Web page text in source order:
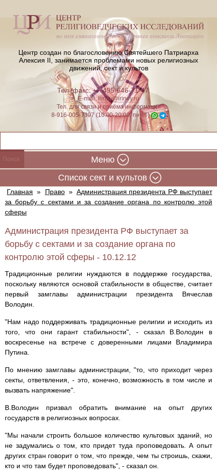
Центр создан по благословению Святейшего Патриарха
Алексия II, занимается проблемами новых религиозных
движений, сект и культов
Тел./факс: +7-495-646-71-47
E-mail:iriney@iriney.ru
Тел. для связи и приёма информации
8-916-005-7397 (10:00-20:00, пн-пт)
Меню
Cписок сект и культов
Главная » Право » Администрация президента РФ выступает
за борьбу с сектами и за создание органа по контролю этой
сферы
Администрация президента РФ выступает за
борьбу с сектами и за создание органа по
контролю этой сферы - 10.12.12
Традиционные религии нуждаются в поддержке государства,
поскольку являются основой стабильности в обществе, считает
первый замглавы администрации президента Вячеслав
Володин.
"Нам надо поддерживать традиционные религии и исходить из
того, что они гарант стабильности", - сказал В.Володин в
воскресенье на встрече с доверенными лицами Владимира
Путина.
По мнению замглавы администрации, "то, что приходит через
секты, ответвления, - это, конечно, возможность в том числе и
вызвать напряжение".
В.Володин призвал обратить внимание на опыт других
государств в религиозных вопросах.
"Мы начали строить большое количество культовых зданий, но
не задумались о том, кто придет туда проповедовать. А опыт
других стран говорит о том, что прежде, чем ты строишь, скажи,
кто и что там будет проповедовать", - сказал он.